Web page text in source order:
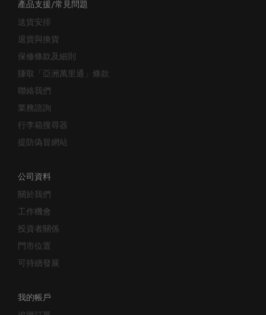
送貨安排
退貨與換貨
保修條款及細則
賺取「亞洲萬里通」條款
聯絡我們
業務諮詢
行李箱搜尋器
提防偽冒網站
關於我們
工作機會
投資者關係
門市位置
可持續發展
追蹤訂單